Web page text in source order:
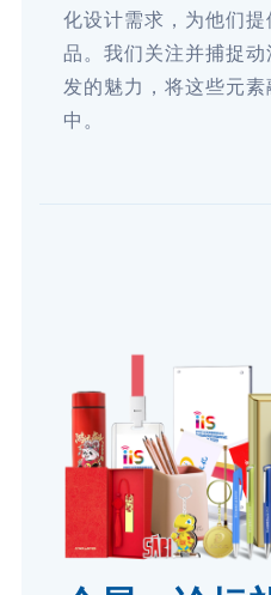
化设计需求，为他们
品。我们关注并捕捉
发的魅力，将这些元
中。